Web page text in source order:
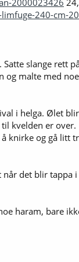
240-cm-
slange rett
malte med
i helga. Ølet
kvelden er
knirke og gå litt
det blir tappa
haram, bare